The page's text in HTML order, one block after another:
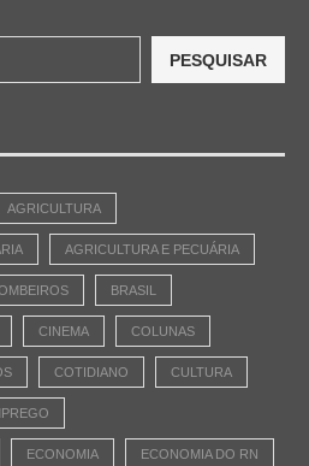
PESQUISAR
AGRICULTURA
AGRICULTURA E PECUÁRIA
BRASIL
CINEMA COLUNAS
COTIDIANO CULTURA
ECONOMIA ECONOMIA DO RN